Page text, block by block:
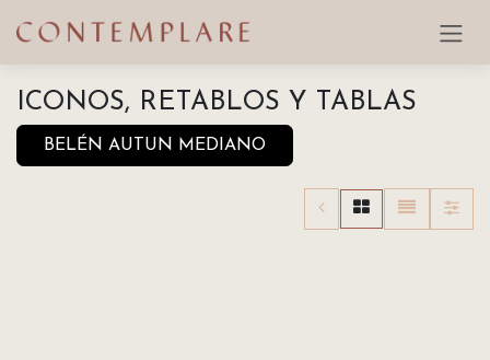
ICONOS, RETABLOS Y TABLAS
BELÉN AUTUN MEDIANO